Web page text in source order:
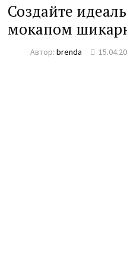
Создайте
мокапом
Автор:brenda